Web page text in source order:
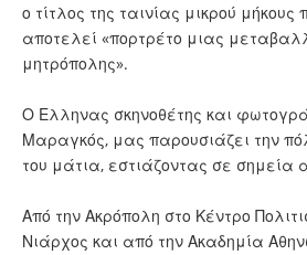
ο τίτλος της ταινίας μικρού μήκους
αποτελεί «πορτρέτο μιας
μητρόπολης».
Ο Ελληνας σκηνοθέτης και
Μαραγκός, μας παρουσιάζει την
του μάτια, εστιάζοντας σε σημεία
Από την Ακρόπολη στο Κέντρο
Νιάρχος και από την Ακαδημία